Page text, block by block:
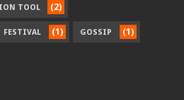
TOOL (2)
FESTIVAL (1) GOSSIP (1)